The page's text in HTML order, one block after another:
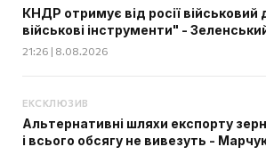
КНДР отримує від росії військовий
військові інструменти" -
21:26 | 8.08.2026
ЕКСКЛЮЗИВ
Альтернативні шляхи експорту
і всього обсягу не вивезуть -